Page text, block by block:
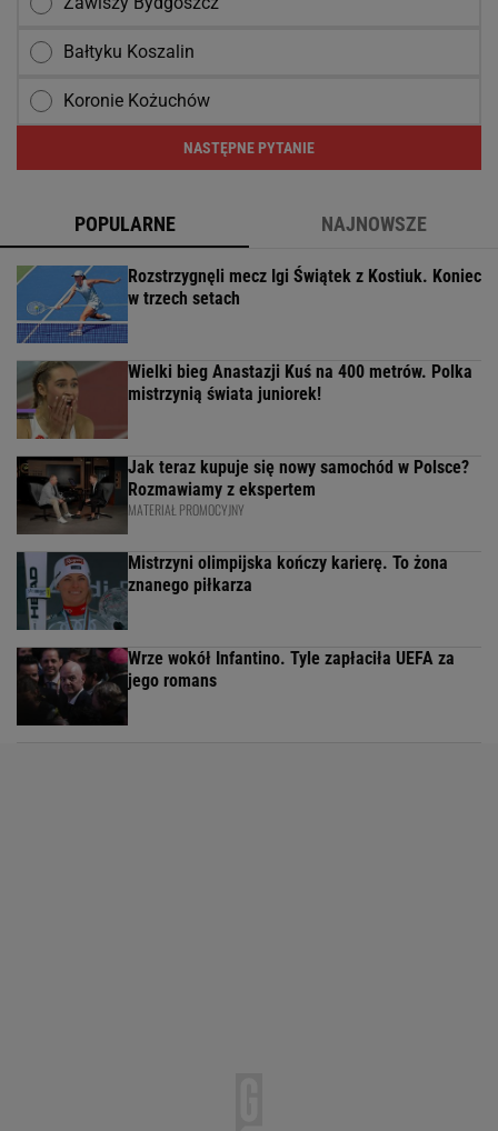
Bałtyku Koszalin
Koronie Kożuchów
NASTĘPNE PYTANIE
POPULARNE NAJNOWSZE
Rozstrzygnęli mecz Igi Świątek z Kostiuk. Koniec
w trzech setach
Wielki bieg Anastazji Kuś na 400 metrów. Polka
mistrzynią świata juniorek!
Jak teraz kupuje się nowy samochód w Polsce?
Rozmawiamy z ekspertem
MATERIAŁ PROMOCYJNY
Mistrzyni olimpijska kończy karierę. To żona
znanego piłkarza
Wrze wokół Infantino. Tyle zapłaciła UEFA za
jego romans